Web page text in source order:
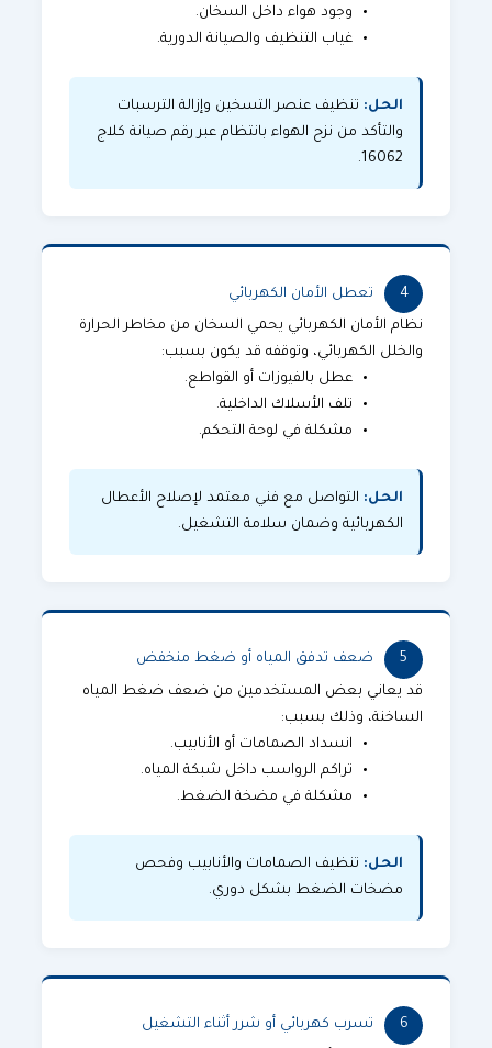
وجود هواء داخل السخان.
غياب التنظيف والصيانة الدورية.
الحل: تنظيف عنصر التسخين وإزالة الترسبات
والتأكد من نزح الهواء بانتظام عبر رقم صيانة كلاج
16062.
4 تعطل الأمان الكهربائي
نظام الأمان الكهربائي يحمي السخان من مخاطر الحرارة
والخلل الكهربائي، وتوقفه قد يكون بسبب:
عطل بالفيوزات أو القواطع.
تلف الأسلاك الداخلية.
مشكلة في لوحة التحكم.
الحل: التواصل مع فني معتمد لإصلاح الأعطال
الكهربائية وضمان سلامة التشغيل.
5 ضعف تدفق المياه أو ضغط منخفض
قد يعاني بعض المستخدمين من ضعف ضغط المياه
الساخنة، وذلك بسبب:
انسداد الصمامات أو الأنابيب.
تراكم الرواسب داخل شبكة المياه.
مشكلة في مضخة الضغط.
الحل: تنظيف الصمامات والأنابيب وفحص
مضخات الضغط بشكل دوري.
6 تسرب كهربائي أو شرر أثناء التشغيل